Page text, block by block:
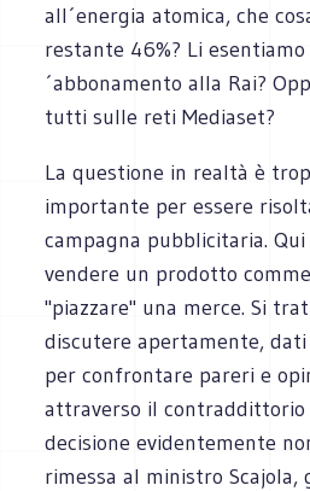
all´energia atomica, che
restante 46%? Li
´abbonamento alla Rai?
tutti sulle reti Mediaset?
La questione in realtà è
importante per essere
campagna pubblicitaria.
vendere un prodotto
"piazzare" una merce. Si
discutere apertamente,
per confrontare pareri e
attraverso il contraddittorio
decisione evidentemente
rimessa al ministro Scajola,